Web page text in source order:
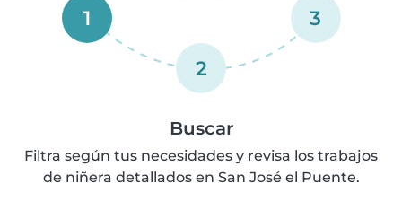
1
2
3
Buscar
Filtra según tus necesidades y revisa los trabajos
de niñera detallados en San José el Puente.